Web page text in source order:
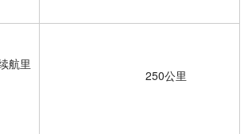
				250公里